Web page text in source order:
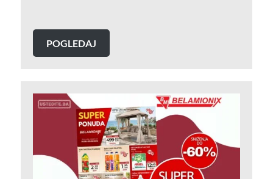
POGLEDAJ